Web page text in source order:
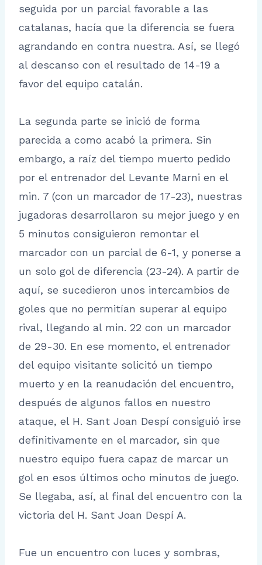
seguida por un parcial favorable a las
catalanas, hacía que la diferencia se fuera
agrandando en contra nuestra. Así, se llegó
al descanso con el resultado de 14-19 a
favor del equipo catalán.
La segunda parte se inició de forma
parecida a como acabó la primera. Sin
embargo, a raíz del tiempo muerto pedido
por el entrenador del Levante Marni en el
min. 7 (con un marcador de 17-23), nuestras
jugadoras desarrollaron su mejor juego y en
5 minutos consiguieron remontar el
marcador con un parcial de 6-1, y ponerse a
un solo gol de diferencia (23-24). A partir de
aquí, se sucedieron unos intercambios de
goles que no permitían superar al equipo
rival, llegando al min. 22 con un marcador
de 29-30. En ese momento, el entrenador
del equipo visitante solicitó un tiempo
muerto y en la reanudación del encuentro,
después de algunos fallos en nuestro
ataque, el H. Sant Joan Despí consiguió irse
definitivamente en el marcador, sin que
nuestro equipo fuera capaz de marcar un
gol en esos últimos ocho minutos de juego.
Se llegaba, así, al final del encuentro con la
victoria del H. Sant Joan Despí A.
Fue un encuentro con luces y sombras,